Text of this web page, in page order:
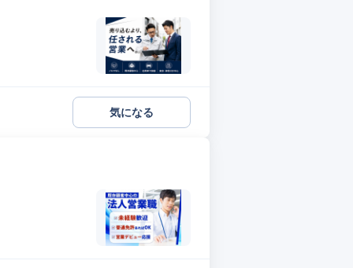
気になる